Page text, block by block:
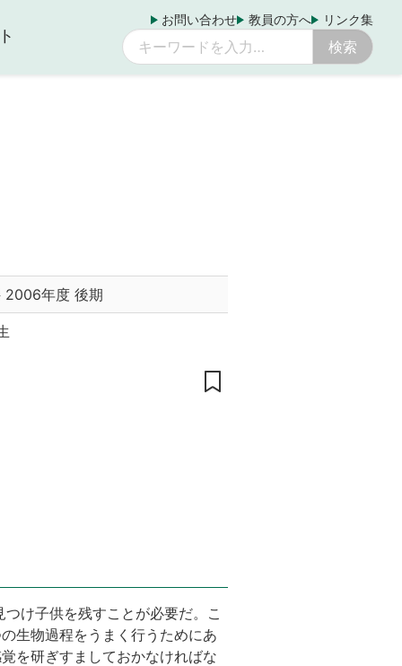
お問い合わせ 教員の方へ リンク集
2006年度 後期
け子供を残すことが必要だ。こ
生物過程をうまく行うためにあ
を研ぎすましておかなければな